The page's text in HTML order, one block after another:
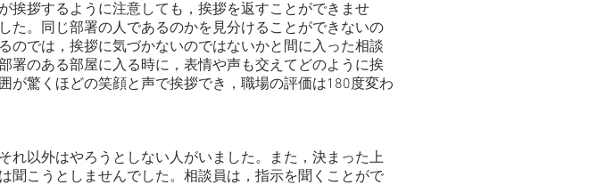
拶するように注意しても，挨拶を返すことができませ
た。同じ部署の人であるのかを見分けることができないの
のでは，挨拶に気づかないのではないかと間に入った相談
署のある部屋に入る時に，表情や声も交えてどのように挨
が驚くほどの笑顔と声で挨拶でき，職場の評価は180度変わ
以外はやろうとしない人がいました。また，決まった上
聞こうとしませんでした。相談員は，指示を聞くことがで